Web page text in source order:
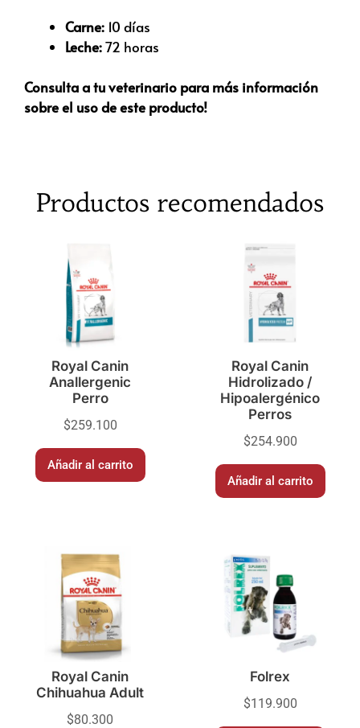
Carne: 10 días
Leche:72 horas
Consulta a tu veterinario para más información
sobre el uso de este producto!
Productos recomendados
Royal Canin
Anallergenic
Perro
$259.100
Añadir al carrito
Royal Canin
Hidrolizado /
Hipoalergénico
Perros
$254.900
Añadir al carrito
Royal Canin
Chihuahua Adult
$80.300
Folrex
$119.900